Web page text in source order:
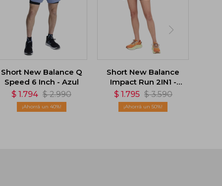
Short New Balance Q
Speed 6 Inch - Azul
$ 1.794 $ 2.990
40
Short New Balance
Impact Run 2IN1 -
Violeta
$ 1.795 $ 3.590
50